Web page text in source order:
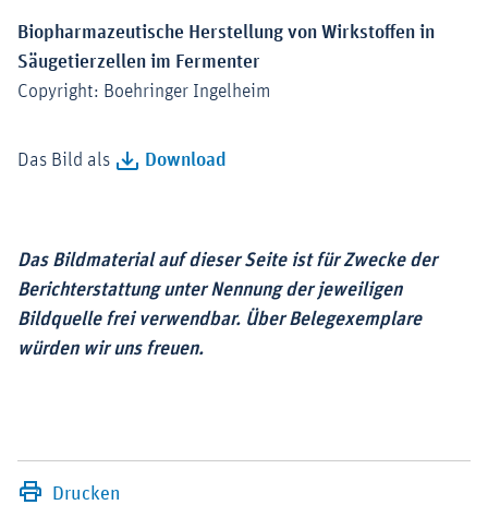
Biopharmazeutische Herstellung von Wirkstoffen in
Säugetierzellen im Fermenter
Copyright: Boehringer Ingelheim
Das Bild als Download
Das Bildmaterial auf dieser Seite ist für Zwecke der
Berichterstattung unter Nennung der jeweiligen
Bildquelle frei verwendbar. Über Belegexemplare
würden wir uns freuen.
Drucken